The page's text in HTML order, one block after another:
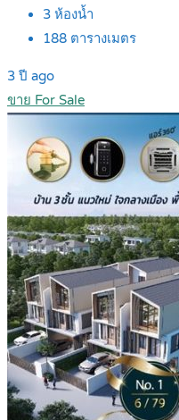
3 ห้องน้ำ
188 ตารางเมตร
3 ปี ago
ขาย For Sale